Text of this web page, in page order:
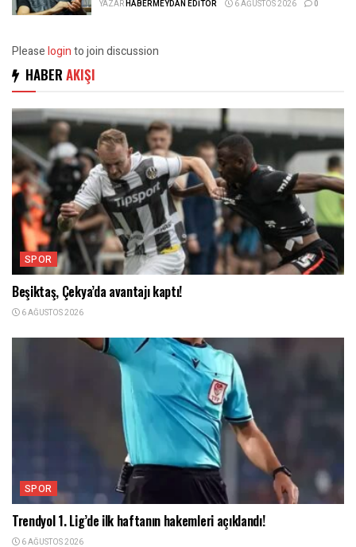
YAZARHABERMEYDAN EDITÖR 6 AĞUSTOS 2026 0
Pleaseloginto join discussion
HABER AKIŞI
SPOR
Beşiktaş, Çekya’da avantajı kaptı!
6 AĞUSTOS 2026
SPOR
Trendyol 1. Lig’de ilk haftanın hakemleri açıklandı!
6 AĞUSTOS 2026